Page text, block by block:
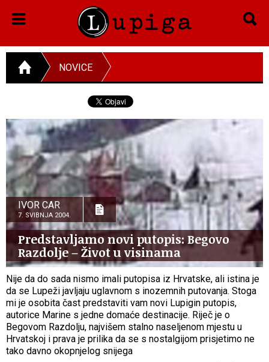
NOVICE
IVOR CAR
7. SVIBNJA 2004.
Predstavljamo novi putopis: Begovo
Razdolje – Život u visinama
Nije da do sada nismo imali putopisa iz Hrvatske, ali istina je
da se Lupeži javljaju uglavnom s inozemnih putovanja. Stoga
mi je osobita čast predstaviti vam novi Lupigin putopis,
autorice Marine s jedne domaće destinacije. Riječ je o
Begovom Razdolju, najvišem stalno naseljenom mjestu u
Hrvatskoj i prava je prilika da se s nostalgijom prisjetimo ne
tako davno okopnjelog snijega